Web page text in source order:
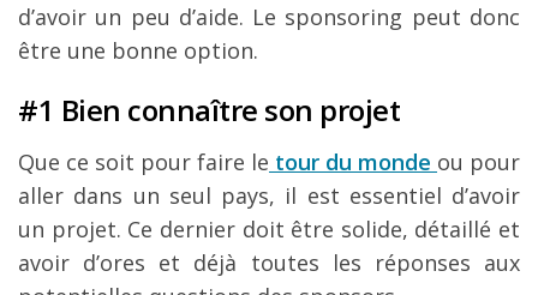
d’avoir un peu d’aide. Le sponsoring peut donc
être une bonne option.
#1 Bien connaître son projet
Que ce soit pour faire le tour du monde ou pour
aller dans un seul pays, il est essentiel d’avoir
un projet. Ce dernier doit être solide, détaillé et
avoir d’ores et déjà toutes les réponses aux